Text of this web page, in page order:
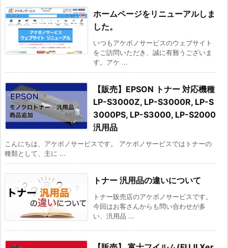
ホームページをリニューアルしま
した。
いつもアケボノサービスのウェブサイト
をご訪問いただき、誠に有難うございま
す。アケ ...
【販売】EPSON トナー 対応機種
LP-S3000Z, LP-S3000R, LP-S
3000PS, LP-S3000, LP-S2000
汎用品
こんにちは、アケボノサービスです。 アケボノサービスではトナーの
種類として、主に ...
トナー 汎用品の違いについて
トナー販売店のアケボノサービスです。
今回はお客さんからも問い合わせが多
い、汎用品 ...